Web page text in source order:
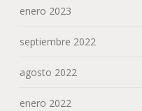
enero 2023
septiembre 2022
agosto 2022
enero 2022